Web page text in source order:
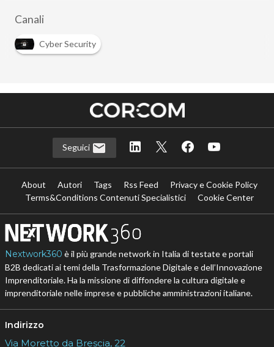
Canali
Cyber Security
Seguici
About Autori Tags Rss Feed
Privacy e Cookie Policy
Terms&Conditions Contenuti Specialistici
Cookie Center
Nextwork360 è il più grande network in Italia di testate e portali
B2B dedicati ai temi della Trasformazione Digitale e dell’Innovazione
Imprenditoriale. Ha la missione di diffondere la cultura digitale e
imprenditoriale nelle imprese e pubbliche amministrazioni italiane.
Indirizzo
Via Moretto da Brescia, 22